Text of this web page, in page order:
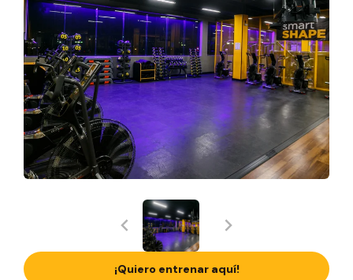
¡Quiero entrenar aquí!